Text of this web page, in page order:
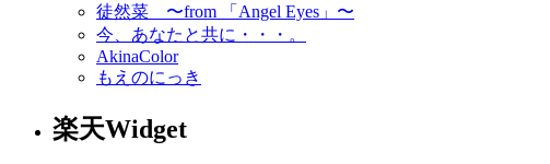
徒然菜 〜from 「Angel Eyes」〜
今、あなたと共に・・・。
AkinaColor
もえのにっき
楽天Widget